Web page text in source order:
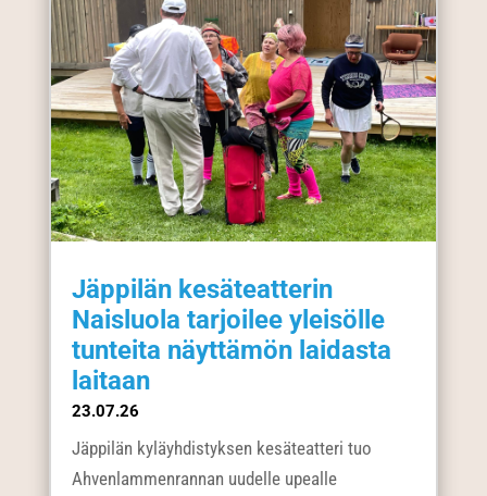
Jäppilän kesäteatterin
Naisluola tarjoilee yleisölle
tunteita näyttämön laidasta
laitaan
23.07.26
Jäppilän kyläyhdistyksen kesäteatteri tuo
Ahvenlammenrannan uudelle upealle